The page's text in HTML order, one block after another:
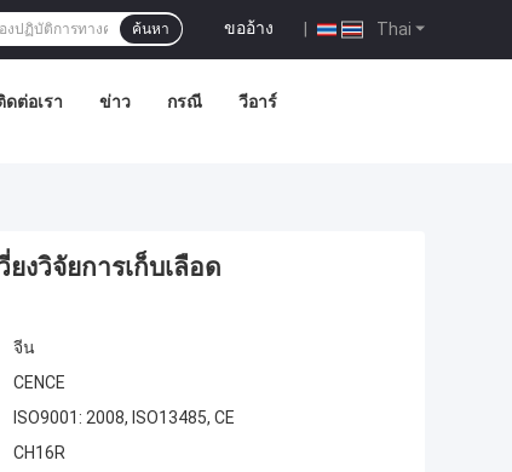
Thai
ขออ้าง |
ค้นหา
ดต่อเรา ข่าว กรณี วีอาร์
งวิจัยการเก็บเลือด
จีน
CENCE
ISO9001: 2008, ISO13485, CE
CH16R